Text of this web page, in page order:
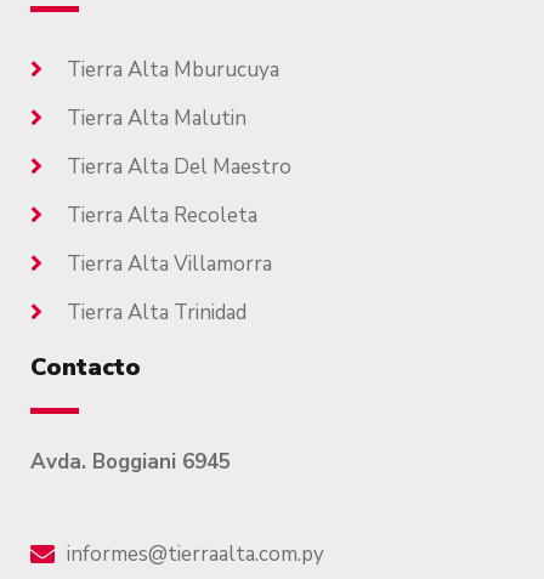
Tierra Alta Mburucuya
Tierra Alta Malutin
Tierra Alta Del Maestro
Tierra Alta Recoleta
Tierra Alta Villamorra
Tierra Alta Trinidad
Contacto
Avda. Boggiani 6945
informes@tierraalta.com.py